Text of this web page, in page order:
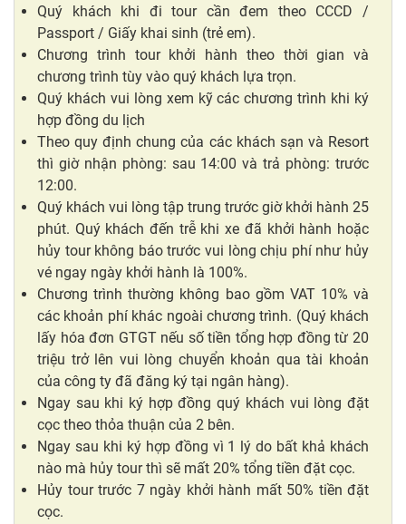
Quý khách khi đi tour cần đem theo CCCD /
Passport / Giấy khai sinh (trẻ em).
Chương trình tour khởi hành theo thời gian và
chương trình tùy vào quý khách lựa trọn.
Quý khách vui lòng xem kỹ các chương trình khi ký
hợp đồng du lịch
Theo quy định chung của các khách sạn và Resort
thì giờ nhận phòng: sau 14:00 và trả phòng: trước
12:00.
Quý khách vui lòng tập trung trước giờ khởi hành 25
phút. Quý khách đến trễ khi xe đã khởi hành hoặc
hủy tour không báo trước vui lòng chịu phí như hủy
vé ngay ngày khởi hành là 100%.
Chương trình thường không bao gồm VAT 10% và
các khoản phí khác ngoài chương trình. (Quý khách
lấy hóa đơn GTGT nếu số tiền tổng hợp đồng từ 20
triệu trở lên vui lòng chuyển khoản qua tài khoản
của công ty đã đăng ký tại ngân hàng).
Ngay sau khi ký hợp đồng quý khách vui lòng đặt
cọc theo thỏa thuận của 2 bên.
Ngay sau khi ký hợp đồng vì 1 lý do bất khả khách
nào mà hủy tour thì sẽ mất 20% tổng tiền đặt cọc.
Hủy tour trước 7 ngày khởi hành mất 50% tiền đặt
cọc.